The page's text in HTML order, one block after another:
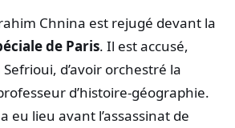
Chnina est rejugé devant la
de Paris. Il est accusé,
d’avoir orchestré la
d’histoire-géographie.
eu lieu avant l’assassinat de